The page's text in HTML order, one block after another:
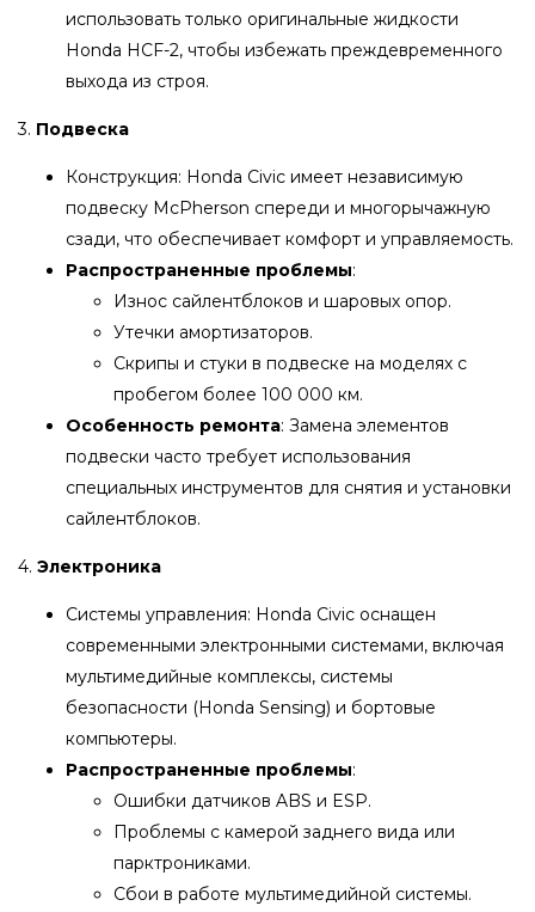
использовать только оригинальные жидкости
Honda HCF-2, чтобы избежать преждевременного
выхода из строя.
3. Подвеска
Конструкция: Honda Civic имеет независимую
подвеску McPherson спереди и многорычажную
сзади, что обеспечивает комфорт и управляемость.
Распространенные проблемы:
Износ сайлентблоков и шаровых опор.
Утечки амортизаторов.
Скрипы и стуки в подвеске на моделях с
пробегом более 100 000 км.
Особенность ремонта: Замена элементов
подвески часто требует использования
специальных инструментов для снятия и установки
сайлентблоков.
4. Электроника
Системы управления: Honda Civic оснащен
современными электронными системами, включая
мультимедийные комплексы, системы
безопасности (Honda Sensing) и бортовые
компьютеры.
Распространенные проблемы:
Ошибки датчиков ABS и ESP.
Проблемы с камерой заднего вида или
парктрониками.
Сбои в работе мультимедийной системы.